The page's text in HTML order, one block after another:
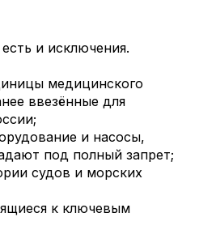
и исключения.
медицинского
ввезённые для
и насосы,
под полный запрет;
судов и морских
к ключевым